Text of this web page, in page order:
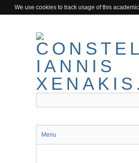
We use cookies to track usage of this
Menu